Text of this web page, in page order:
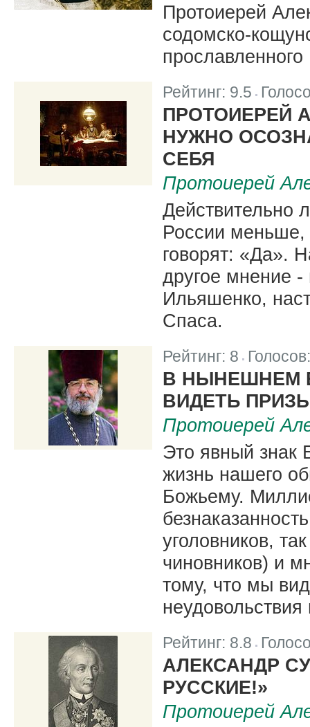
Протоиерей
содомско-
Рейтинг: 9.5
ПРОТОИЕРЕЙ
НУЖНО
СЕБЯ
Протоиерей
Действительно
России меньше,
говорят: «Да».
другое мнение
Ильяшенко,
Спаса.
Рейтинг: 8
В НЫНЕШНЕМ
ВИДЕТЬ
Протоиерей
Это явный знак
жизнь нашего
Божьему.
уголовников,
чиновников) и
тому, что мы
Рейтинг: 8.8
АЛЕКСАНДР
РУССКИЕ!»
Протоиерей